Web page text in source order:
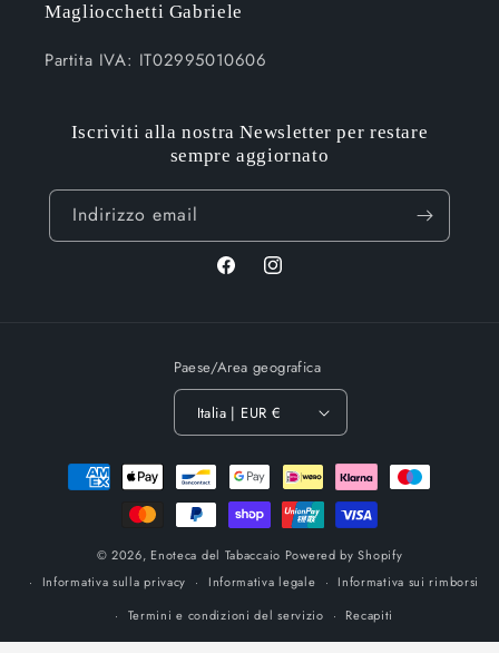
Magliocchetti Gabriele
Partita IVA: IT02995010606
Iscriviti alla nostra Newsletter per restare
sempre aggiornato
Indirizzo email
FacebookInstagram
Paese/Area geografica
Italia | EUR €
Metodi
© 2026, Enoteca del Tabaccaio Powered by Shopify
Informativa sulla privacy
Informativa legale
Informativa sui rimborsi
Termini e condizioni del servizio
Recapiti